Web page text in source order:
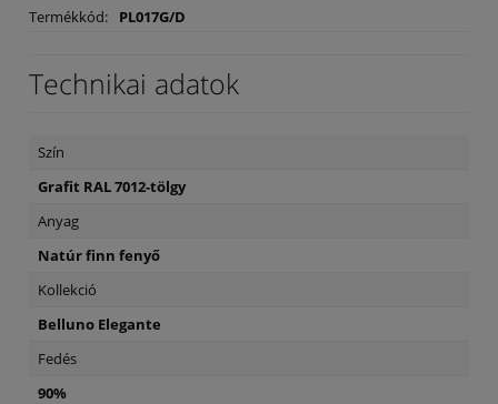
Termékkód:
PL017G/D
Technikai adatok
Szín
Grafit RAL 7012-tölgy
Anyag
Natúr finn fenyő
Kollekció
Belluno Elegante
Fedés
90%